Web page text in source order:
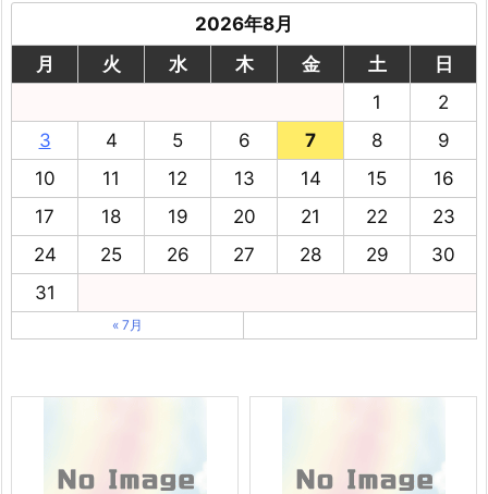
2026年8月
月
火 水 木 金 土
日
1
2
3
4 5 6 7 8
9
10
11 12 13 14 15
16
17
18 19 20 21 22
23
24
25 26 27 28 29
30
31
« 7月